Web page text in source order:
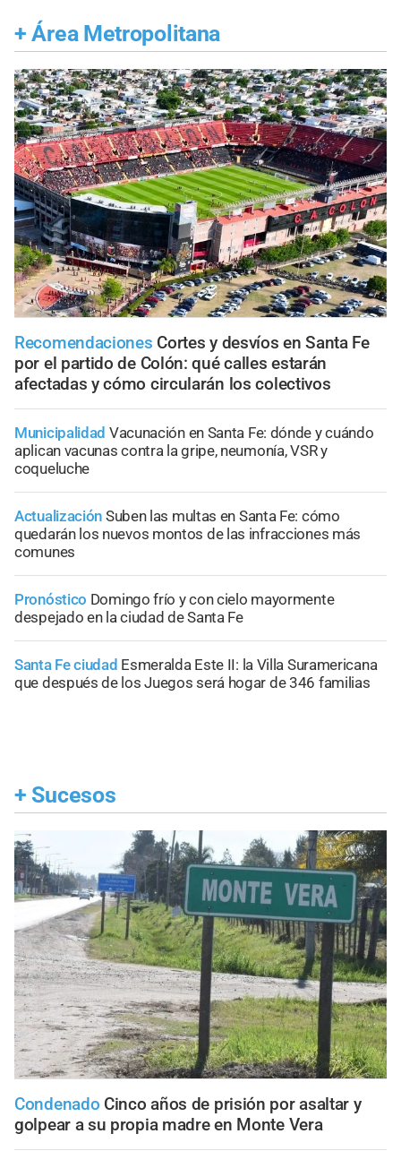
+ Área Metropolitana
Recomendaciones Cortes y desvíos en Santa Fe
por el partido de Colón: qué calles estarán
afectadas y cómo circularán los colectivos
Municipalidad Vacunación en Santa Fe: dónde y cuándo
aplican vacunas contra la gripe, neumonía, VSR y
coqueluche
Actualización Suben las multas en Santa Fe: cómo
quedarán los nuevos montos de las infracciones más
comunes
Pronóstico Domingo frío y con cielo mayormente
despejado en la ciudad de Santa Fe
Santa Fe ciudad Esmeralda Este II: la Villa Suramericana
que después de los Juegos será hogar de 346 familias
+ Sucesos
Condenado Cinco años de prisión por asaltar y
golpear a su propia madre en Monte Vera